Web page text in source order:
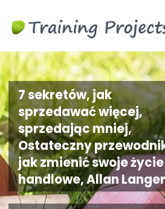
7 sekretów, jak
sprzedawać więcej,
sprzedając mniej,
Ostateczny
jak zmienić swoje życie
handlowe, Allan Langer